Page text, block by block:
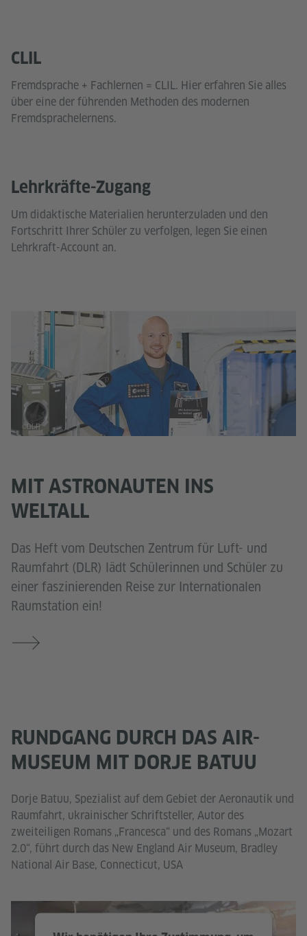
CLIL
Fremdsprache + Fachlernen = CLIL. Hier erfahren Sie alles
über eine der führenden Methoden des modernen
Fremdsprachelernens.
Lehrkräfte-Zugang
Um didaktische Materialien herunterzuladen und den
Fortschritt Ihrer Schüler zu verfolgen, legen Sie einen
Lehrkraft-Account an.
MIT ASTRONAUTEN INS
WELTALL
Das Heft vom Deutschen Zentrum für Luft- und
Raumfahrt (DLR) lädt Schülerinnen und Schüler zu
einer faszinierenden Reise zur Internationalen
Raumstation ein!
©DLR
RUNDGANG DURCH DAS AIR-
MUSEUM MIT DORJE BATUU
Dorje Batuu, Spezialist auf dem Gebiet der Aeronautik und
Raumfahrt, ukrainischer Schriftsteller, Autor des
zweiteiligen Romans „Francesca“ und des Romans „Mozart
2.0“, führt durch das New England Air Museum, Bradley
National Air Base, Connecticut, USA